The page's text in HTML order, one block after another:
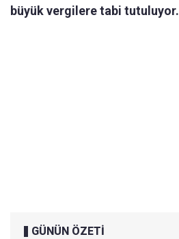
büyük vergilere tabi tutuluyor.
GÜNÜN ÖZETİ